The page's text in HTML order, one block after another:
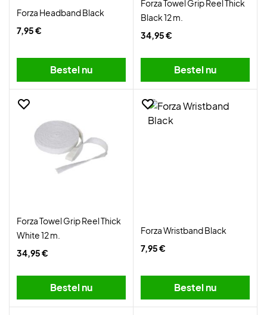
Forza Headband Black
7,95 €
Bestel nu
Forza Towel Grip Reel Thick
Black 12 m.
34,95 €
Bestel nu
Forza Towel Grip Reel Thick
White 12 m.
34,95 €
Bestel nu
Forza Wristband Black
7,95 €
Bestel nu